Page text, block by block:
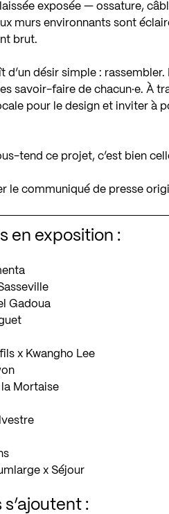
exposée — ossature,
murs environnants sont
brut.
d’un désir simple :
savoir-faire de chacun·e. À
pour le design et inviter à
tend ce projet, c’est bien
le communiqué de presse
en exposition :
Gadoua
x Kwangho Lee
la Mortaise
x Séjour
: